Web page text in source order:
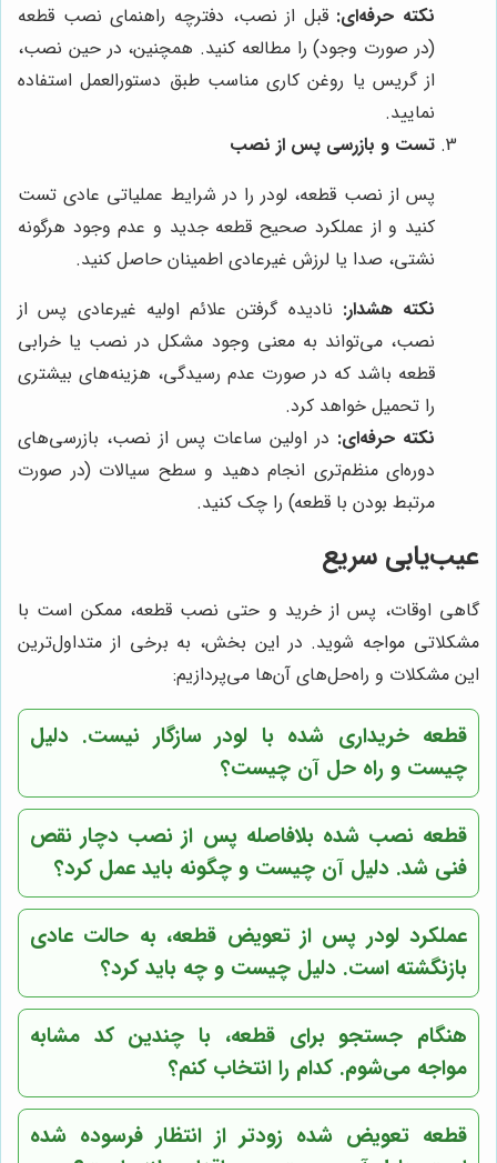
نکته حرفه‌ای: قبل از نصب، دفترچه راهنمای نصب قطعه
(در صورت وجود) را مطالعه کنید. همچنین، در حین نصب،
از گریس یا روغن کاری مناسب طبق دستورالعمل استفاده
نمایید.
تست و بازرسی پس از نصب
پس از نصب قطعه، لودر را در شرایط عملیاتی عادی تست
کنید و از عملکرد صحیح قطعه جدید و عدم وجود هرگونه
نشتی، صدا یا لرزش غیرعادی اطمینان حاصل کنید.
نکته هشدار: نادیده گرفتن علائم اولیه غیرعادی پس از
نصب، می‌تواند به معنی وجود مشکل در نصب یا خرابی
قطعه باشد که در صورت عدم رسیدگی، هزینه‌های بیشتری
را تحمیل خواهد کرد.
نکته حرفه‌ای: در اولین ساعات پس از نصب، بازرسی‌های
دوره‌ای منظم‌تری انجام دهید و سطح سیالات (در صورت
مرتبط بودن با قطعه) را چک کنید.
عیب‌یابی سریع
گاهی اوقات، پس از خرید و حتی نصب قطعه، ممکن است با
مشکلاتی مواجه شوید. در این بخش، به برخی از متداول‌ترین
این مشکلات و راه‌حل‌های آن‌ها می‌پردازیم:
قطعه خریداری شده با لودر سازگار نیست. دلیل
چیست و راه حل آن چیست؟
قطعه نصب شده بلافاصله پس از نصب دچار نقص
فنی شد. دلیل آن چیست و چگونه باید عمل کرد؟
عملکرد لودر پس از تعویض قطعه، به حالت عادی
بازنگشته است. دلیل چیست و چه باید کرد؟
هنگام جستجو برای قطعه، با چندین کد مشابه
مواجه می‌شوم. کدام را انتخاب کنم؟
قطعه تعویض شده زودتر از انتظار فرسوده شده